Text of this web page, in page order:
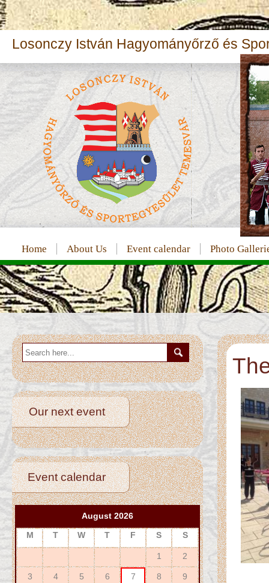
Losonczy István Hagyományőrző és
Home About Us Event calendar Photo
Our next event
Event calendar
August 2026
M
T W T F S S
1 2
3 4 5 6 7 8
9